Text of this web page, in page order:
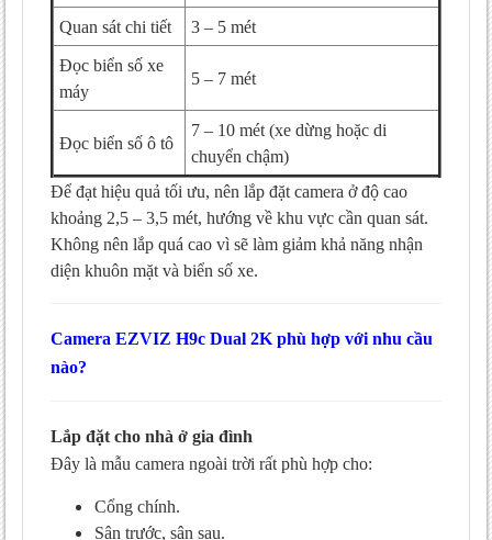
Quan sát chi tiết 3 – 5 mét
Đọc biển số xe
máy
5 – 7 mét
Đọc biển số ô tô
7 – 10 mét (xe dừng hoặc di
chuyển chậm)
Để đạt hiệu quả tối ưu, nên lắp đặt camera ở độ cao
khoảng 2,5 – 3,5 mét, hướng về khu vực cần quan sát.
Không nên lắp quá cao vì sẽ làm giảm khả năng nhận
diện khuôn mặt và biển số xe.
Camera EZVIZ H9c Dual 2K phù hợp với nhu cầu
nào?
Lắp đặt cho nhà ở gia đình
Đây là mẫu camera ngoài trời rất phù hợp cho:
Cổng chính.
Sân trước, sân sau.